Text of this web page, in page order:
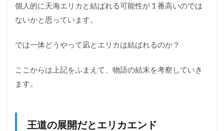
個人的に天海エリカと結ばれる可能性が 1 番高いのでは
ないかと思っています。
では一体どうやって凪とエリカは結ばれるのか？
ここからは上記をふまえて、物語の結末を考察していき
ます。
王道の展開だとエリカエンド